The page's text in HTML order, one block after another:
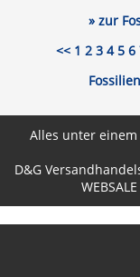
» zur
<< 1 2 3 4 5 6
Alles unter
D&G